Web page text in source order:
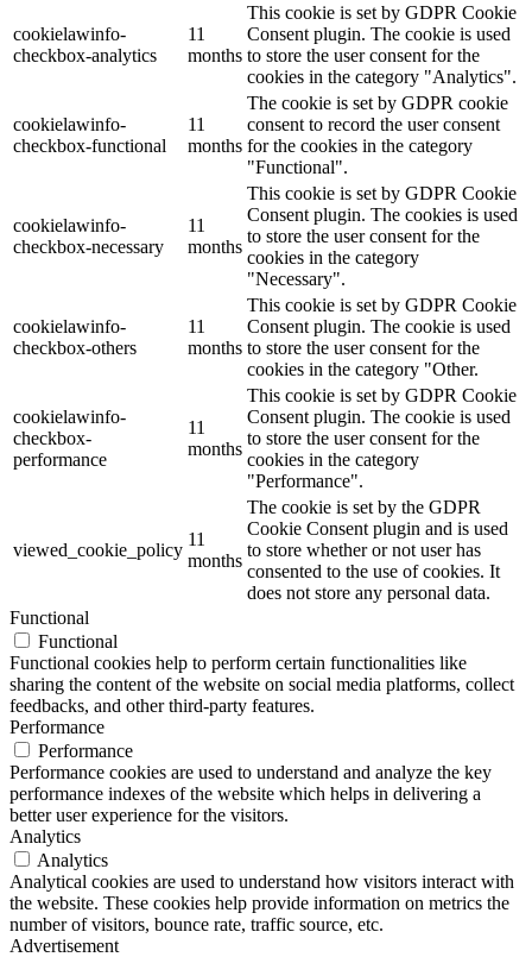
cookielawinfo-
checkbox-analytics
11
months
This cookie is set by GDPR Cookie
Consent plugin. The cookie is used
to store the user consent for the
cookies in the category "Analytics".
cookielawinfo-
checkbox-functional
11
months
The cookie is set by GDPR cookie
consent to record the user consent
for the cookies in the category
"Functional".
cookielawinfo-
checkbox-necessary
11
months
This cookie is set by GDPR Cookie
Consent plugin. The cookies is used
to store the user consent for the
cookies in the category
"Necessary".
cookielawinfo-
checkbox-others
11
months
This cookie is set by GDPR Cookie
Consent plugin. The cookie is used
to store the user consent for the
cookies in the category "Other.
cookielawinfo-
checkbox-
performance
11
months
This cookie is set by GDPR Cookie
Consent plugin. The cookie is used
to store the user consent for the
cookies in the category
"Performance".
viewed_cookie_policy
11
months
The cookie is set by the GDPR
Cookie Consent plugin and is used
to store whether or not user has
consented to the use of cookies. It
does not store any personal data.
Functional
Functional
Functional cookies help to perform certain functionalities like
sharing the content of the website on social media platforms, collect
feedbacks, and other third-party features.
Performance
Performance
Performance cookies are used to understand and analyze the key
performance indexes of the website which helps in delivering a
better user experience for the visitors.
Analytics
Analytics
Analytical cookies are used to understand how visitors interact with
the website. These cookies help provide information on metrics the
number of visitors, bounce rate, traffic source, etc.
Advertisement